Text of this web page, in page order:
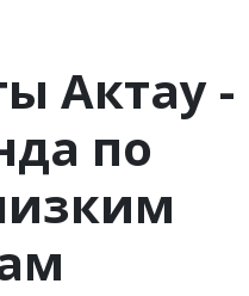
Актау -
по